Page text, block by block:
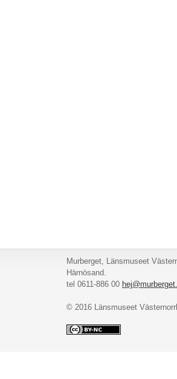
Murberget, Länsmuseet
Härnösand.
tel 0611-886 00
© 2016 Länsmuseet